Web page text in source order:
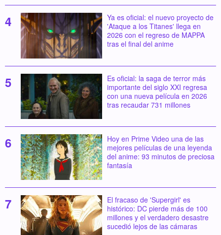
Ya es oficial: el nuevo proyecto de
'Ataque a los Titanes' llega en
2026 con el regreso de MAPPA
tras el final del anime
Es oficial: la saga de terror más
importante del siglo XXI regresa
con una nueva película en 2026
tras recaudar 731 millones
Hoy en Prime Video una de las
mejores películas de una leyenda
del anime: 93 minutos de preciosa
fantasía
El fracaso de 'Supergirl' es
histórico: DC pierde más de 100
millones y el verdadero desastre
sucedió lejos de las cámaras